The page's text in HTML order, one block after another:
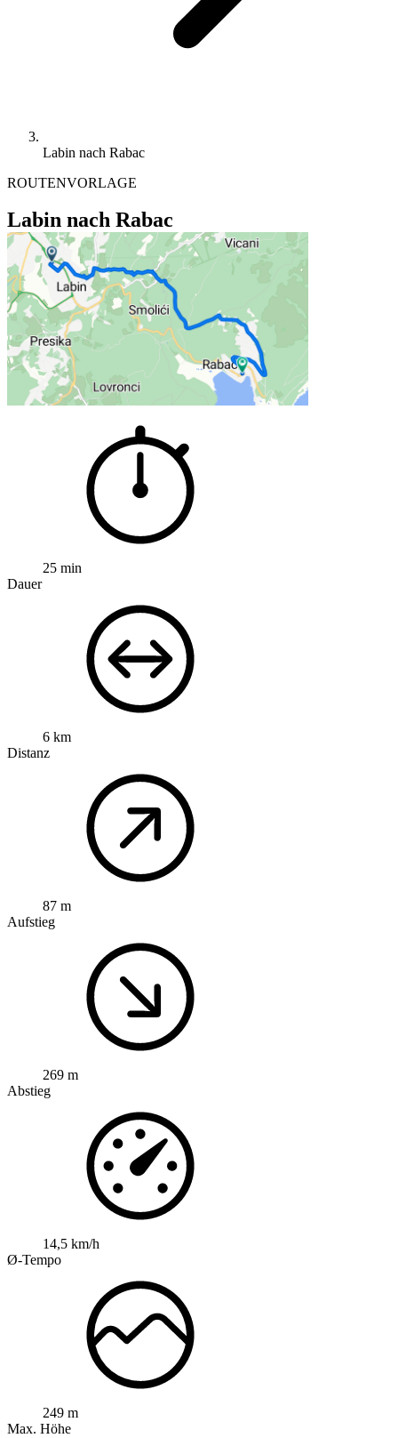
Labin nach Rabac
ROUTENVORLAGE
Labin nach Rabac
25 min
Dauer
6 km
Distanz
87 m
Aufstieg
269 m
Abstieg
14,5 km/h
Ø-Tempo
249 m
Max. Höhe